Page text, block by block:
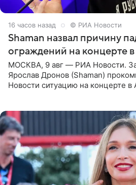
16 часов назад © РИА Новости
Shaman назвал причину
ограждений на концерте
МОСКВА, 9 авг — РИА Новости.
Ярослав Дронов (Shaman)
Новости ситуацию на концерте в